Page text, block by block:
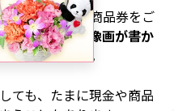
として現金や商品券をご
と、お札の肖像画が書か
ご紹介しました。
ても、たまに現金や商品